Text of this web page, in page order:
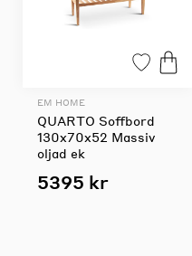
EM HOME
QUARTO Soffbord
130x70x52 Massiv
oljad ek
5395 kr